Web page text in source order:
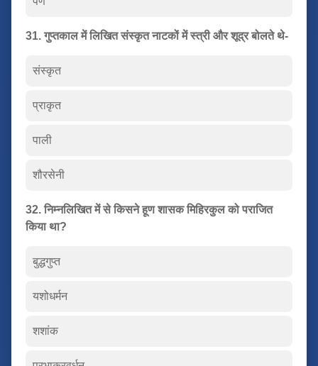
31. गुप्तकाल में लिखित संस्कृत नाटकों में स्त्री और शूद्र बोलते थे-
संस्कृत
प्राकृत
पाली
शौरसेनी
32. निम्नलिखित में से किसने हूण शासक मिहिरकुल को पराजित
किया था?
बुद्धगुप्त
यशोधर्मन
शशांक